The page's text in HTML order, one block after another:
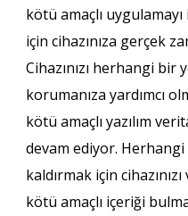
kötü amaçlı
için cihazınıza gerçek
Cihazınızı herhangi bir
korumanıza yardımcı
kötü amaçlı yazılım
devam ediyor.
kaldırmak için
kötü amaçlı içeriği